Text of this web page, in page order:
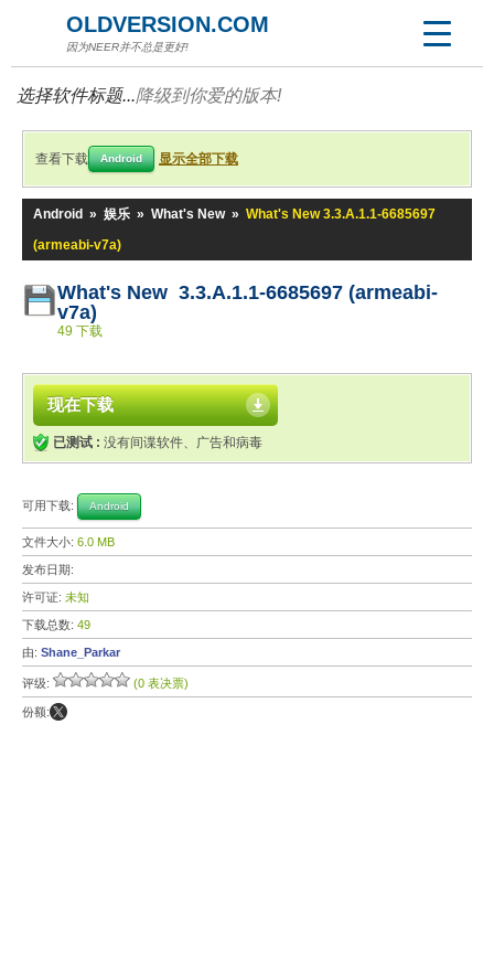
OLDVERSION.COM
因为NEER并不总是更好!
选择软件标题...降级到你爱的版本!
查看下载 Android 显示全部下载
Android » 娱乐 » What's New » What's New 3.3.A.1.1-6685697
(armeabi-v7a)
What's New 3.3.A.1.1-6685697 (armeabi-
v7a)
49 下载
现在下载
已测试 : 没有间谍软件、广告和病毒
可用下载: Android
文件大小: 6.0 MB
发布日期:
许可证: 未知
下载总数: 49
由: Shane_Parkar
评级: (0 表决票)
份额: